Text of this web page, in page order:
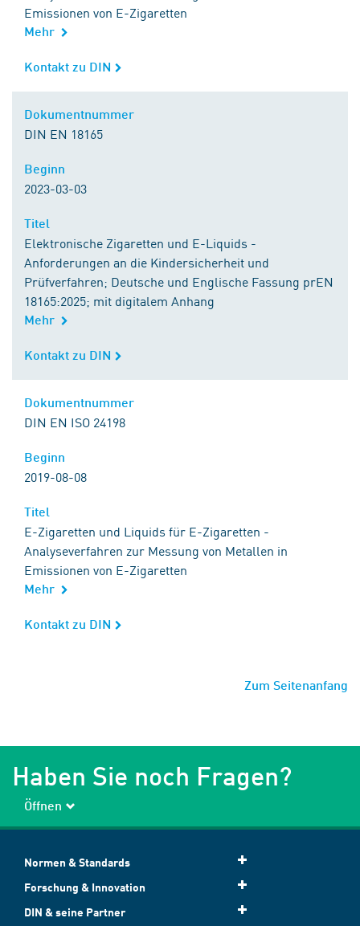
Emissionen von E-Zigaretten
Mehr
Kontakt zu DIN
Kontakt zu DIN
Dokumentnummer
DIN EN 18165
Beginn
2023-03-03
Titel
Elektronische Zigaretten und E-Liquids -
Anforderungen an die Kindersicherheit und
Prüfverfahren; Deutsche und Englische Fassung prEN
18165:2025; mit digitalem Anhang
Mehr
Kontakt zu DIN
Kontakt zu DIN
Dokumentnummer
DIN EN ISO 24198
Beginn
2019-08-08
Titel
E-Zigaretten und Liquids für E-Zigaretten -
Analyseverfahren zur Messung von Metallen in
Emissionen von E-Zigaretten
Mehr
Kontakt zu DIN
Kontakt zu DIN
Zum Seitenanfang
Haben Sie noch Fragen?
Öffnen
Normen & Standards
Forschung & Innovation
DIN & seine Partner